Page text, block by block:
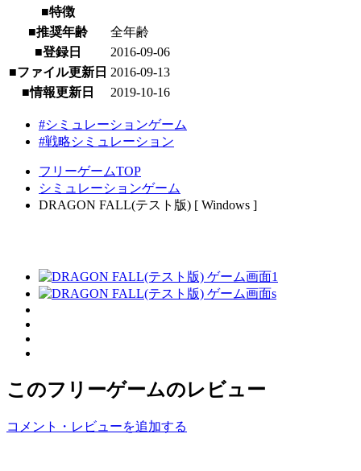
■特徴
■推奨年齢
全年齢
■登録日
2016-09-06
■ファイル更新日 2016-09-13
■情報更新日
2019-10-16
#シミュレーションゲーム
#戦略シミュレーション
フリーゲームTOP
シミュレーションゲーム
DRAGON FALL(テスト版) [ Windows ]
このフリーゲームのレビュー
コメント・レビューを追加する